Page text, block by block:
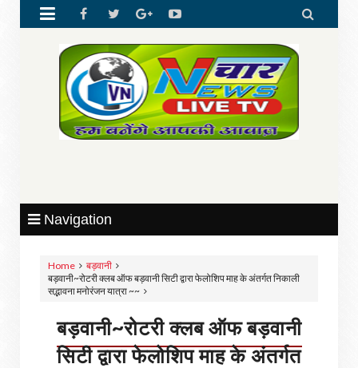
 
Navigation
Home
बड़वानी
बड़वानी~रोटरी क्लब ऑफ बड़वानी सिटी द्वारा फेलोशिप माह के अंतर्गत निकाली
सद्भावना मनोरंजन यात्रा ~~
बड़वानी~रोटरी क्लब ऑफ बड़वानी
सिटी द्वारा फेलोशिप माह के अंतर्गत